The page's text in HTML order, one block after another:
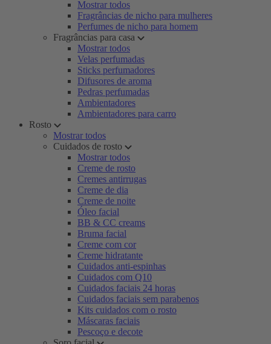
Mostrar todos
Fragrâncias de nicho para mulheres
Perfumes de nicho para homem
Fragrâncias para casa
Mostrar todos
Velas perfumadas
Sticks perfumadores
Difusores de aroma
Pedras perfumadas
Ambientadores
Ambientadores para carro
Rosto
Mostrar todos
Cuidados de rosto
Mostrar todos
Creme de rosto
Cremes antirrugas
Creme de dia
Creme de noite
Óleo facial
BB & CC creams
Bruma facial
Creme com cor
Creme hidratante
Cuidados anti-espinhas
Cuidados com Q10
Cuidados faciais 24 horas
Cuidados faciais sem parabenos
Kits cuidados com o rosto
Máscaras faciais
Pescoço e decote